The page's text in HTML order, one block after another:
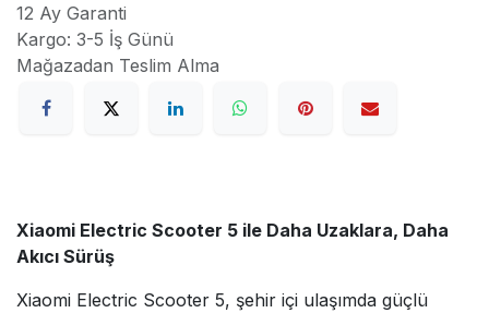
12 Ay Garanti
Kargo: 3-5 İş Günü
Mağazadan Teslim Alma
Xiaomi Electric Scooter 5 ile Daha Uzaklara, Daha
Akıcı Sürüş
Xiaomi Electric Scooter 5, şehir içi ulaşımda güçlü